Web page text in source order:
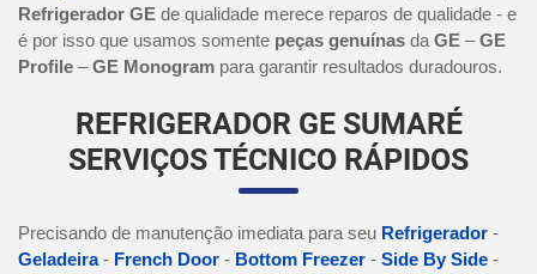
Refrigerador GE de qualidade merece reparos de qualidade - e
é por isso que usamos somente peças genuínas da GE –GE
Profile –GE Monogram para garantir resultados duradouros.
REFRIGERADOR GE SUMARÉ
SERVIÇOS TÉCNICO RÁPIDOS
Precisando de manutenção imediata para seu Refrigerador -
Geladeira- French Door - Bottom Freezer - Side By Side -